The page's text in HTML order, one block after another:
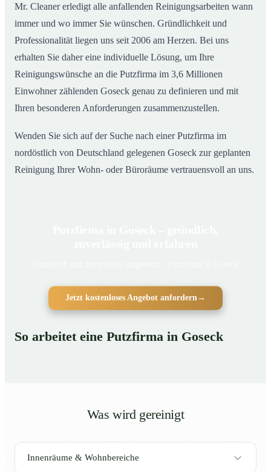
Mr. Cleaner erledigt alle anfallenden Reinigungsarbeiten wann
immer und wo immer Sie wünschen. Gründlichkeit und
Professionalität liegen uns seit 2006 am Herzen. Bei uns
erhalten Sie daher eine individuelle Lösung, um Ihre
Reinigungswünsche an die Putzfirma im 3,6 Millionen
Einwohner zählenden Goseck genau zu definieren und mit
Ihren besonderen Anforderungen zusammenzustellen.
Wenden Sie sich auf der Suche nach einer Putzfirma im
nordöstlich von Deutschland gelegenen Goseck zur geplanten
Reinigung Ihrer Wohn- oder Büroräume vertrauensvoll an uns.
Jetzt kostenloses Angebot anfordern →
So arbeitet eine Putzfirma in Goseck
Was wird gereinigt
Innenräume & Wohnbereiche